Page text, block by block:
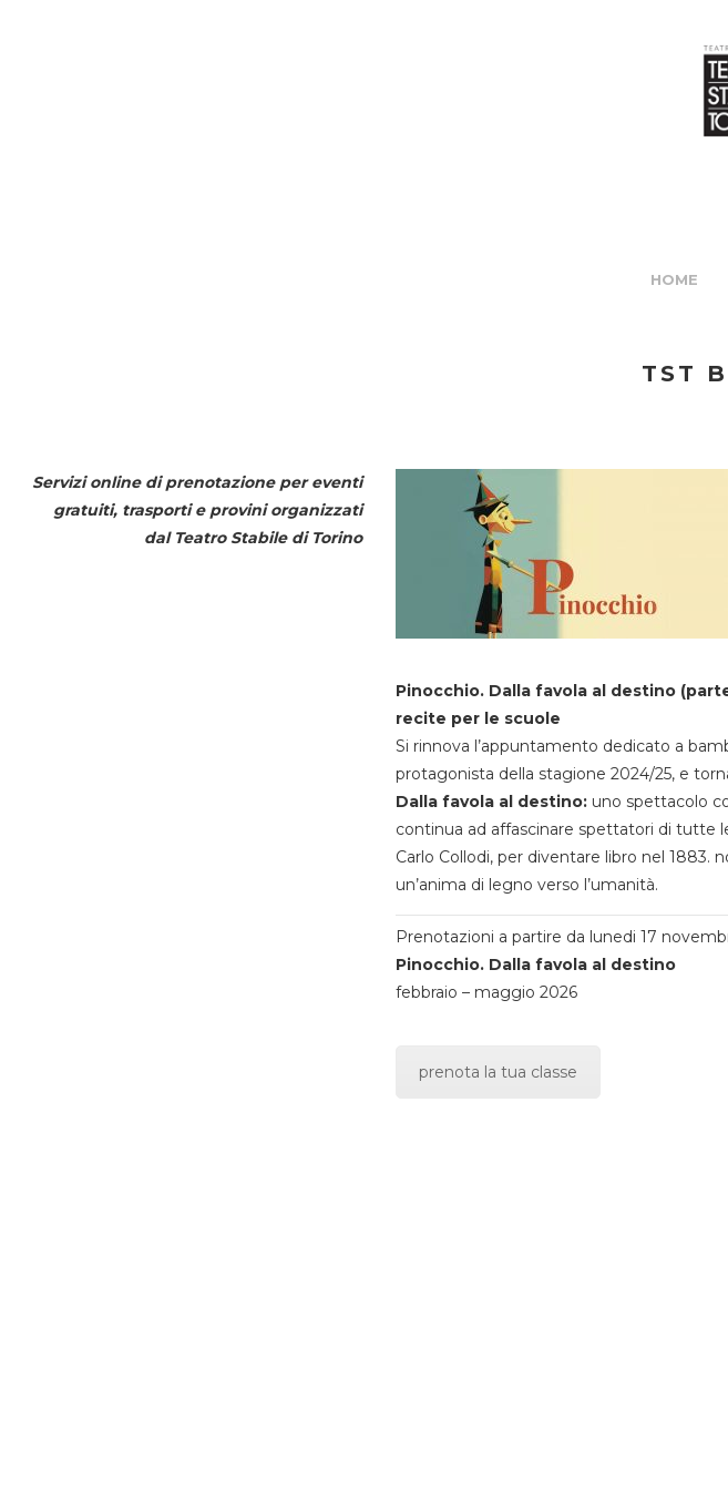
HOME
TST
Servizi online di prenotazione per eventi
gratuiti, trasporti e provini organizzati
dal Teatro Stabile di Torino
Pinocchio. Dalla favola al destino
recite per le scuole
Si rinnova l’appuntamento dedicato a
protagonista della stagione 2024/25, e
Dalla favola al destino:uno spettacolo
continua ad affascinare spettatori di tutte
Carlo Collodi, per diventare libro nel 1883.
un’anima di legno verso l’umanità.
Prenotazioni a partire da lunedi 17
Pinocchio. Dalla favola al destino
febbraio – maggio 2026
prenota la tua classe